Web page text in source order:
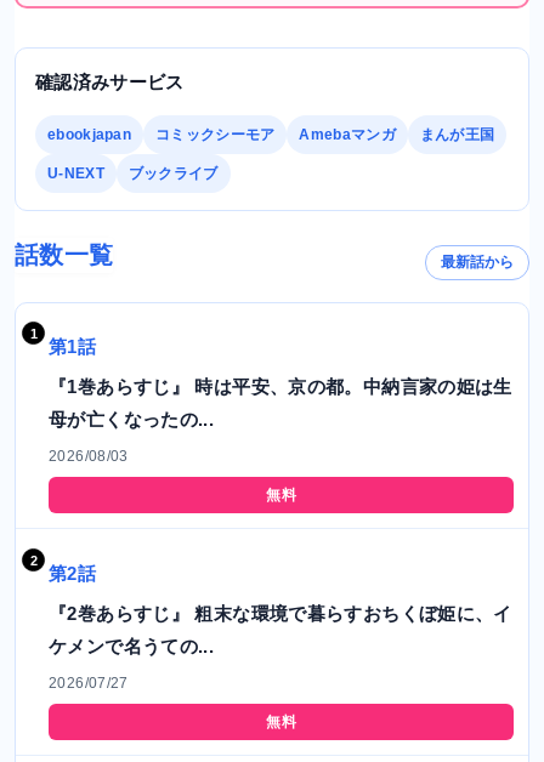
確認済みサービス
ebookjapan コミックシーモア Amebaマンガ まんが王国
U-NEXT ブックライブ
話数一覧 最新話から
第1話
『1巻あらすじ』 時は平安、京の都。中納言家の姫は生
母が亡くなったの...
2026/08/03
無料
第2話
『2巻あらすじ』 粗末な環境で暮らすおちくぼ姫に、イ
ケメンで名うての...
2026/07/27
無料